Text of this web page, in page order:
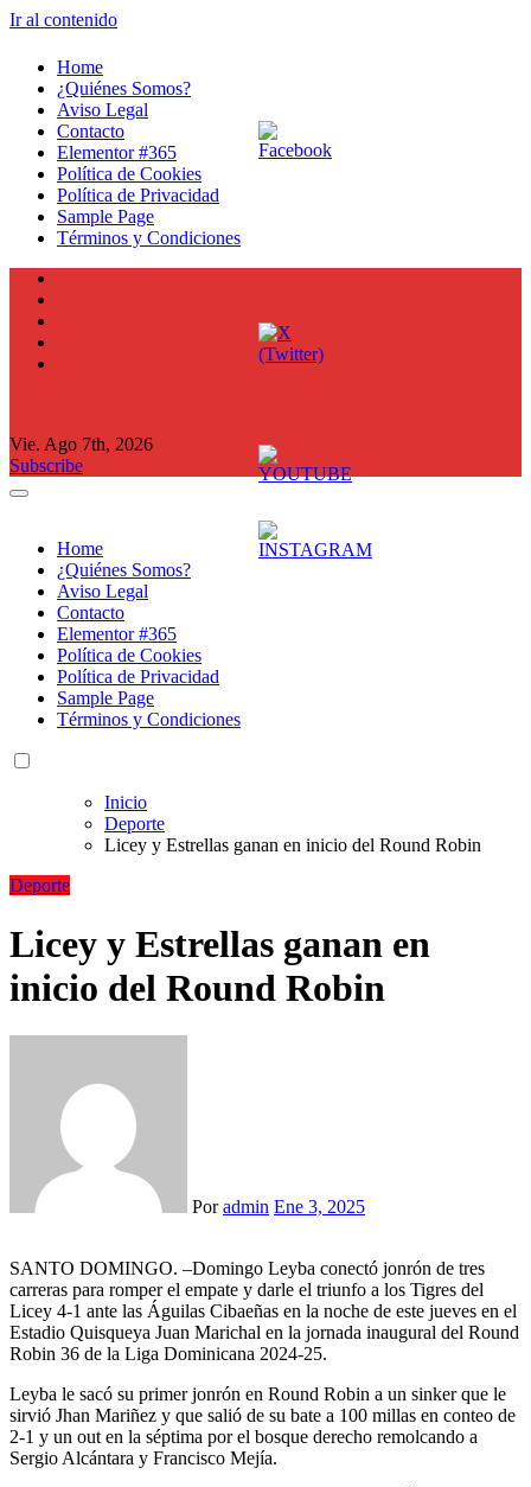
Ir al contenido
Home
¿Quiénes Somos?
Aviso Legal
Contacto
Elementor #365
Política de Cookies
Política de Privacidad
Sample Page
Términos y Condiciones
Vie. Ago 7th, 2026
Subscribe
Home
¿Quiénes Somos?
Aviso Legal
Contacto
Elementor #365
Política de Cookies
Política de Privacidad
Sample Page
Términos y Condiciones
Inicio
Deporte
Licey y Estrellas ganan en inicio del Round Robin
Deporte
Licey y Estrellas ganan en
inicio del Round Robin
Poradmin Ene 3, 2025
SANTO DOMINGO. –Domingo Leyba conectó jonrón de tres
carreras para romper el empate y darle el triunfo a los Tigres del
Licey 4-1 ante las Águilas Cibaeñas en la noche de este jueves en el
Estadio Quisqueya Juan Marichal en la jornada inaugural del Round
Robin 36 de la Liga Dominicana 2024-25.
Leyba le sacó su primer jonrón en Round Robin a un sinker que le
sirvió Jhan Mariñez y que salió de su bate a 100 millas en conteo de
2-1 y un out en la séptima por el bosque derecho remolcando a
Sergio Alcántara y Francisco Mejía.